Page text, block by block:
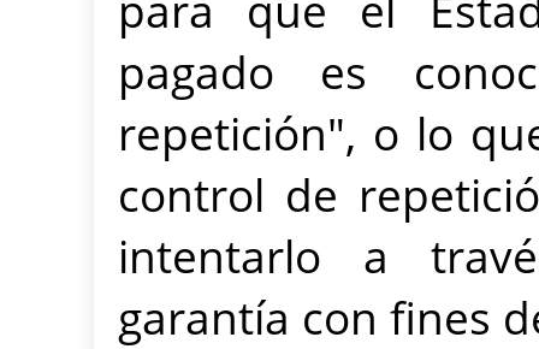
pagado es
repetición", o lo
control de
intentarlo a
garantía con fines